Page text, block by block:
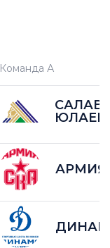
Команда А
ЮЛАЕВ
АРМИЯ